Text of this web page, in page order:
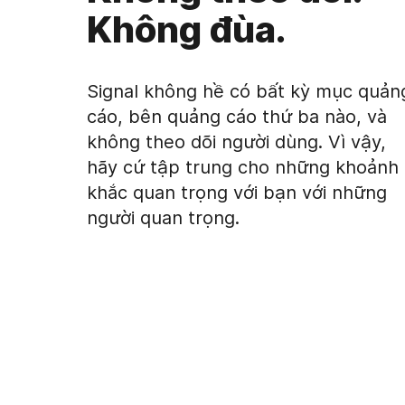
Không đùa.
Signal không hề có bất kỳ mục
cáo, bên quảng cáo thứ ba nào, và
không theo dõi người dùng. Vì vậy,
hãy cứ tập trung cho những khoảnh
khắc quan trọng với bạn với những
người quan trọng.